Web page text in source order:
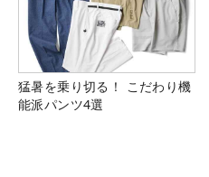
猛暑を乗り切る！ こだわり機
能派パンツ4選